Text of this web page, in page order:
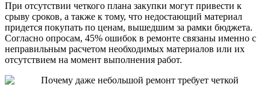
При отсутствии четкого плана закупки могут привести к
срыву сроков, а также к тому, что недостающий материал
придется покупать по ценам, вышедшим за рамки бюджета.
Согласно опросам, 45% ошибок в ремонте связаны именно с
неправильным расчетом необходимых материалов или их
отсутствием на момент выполнения работ.